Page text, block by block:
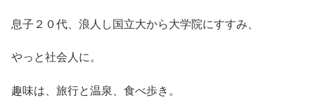
息子２０代、浪人し国立大から大学院にすすみ、
やっと社会人に。
趣味は、旅行と温泉、食べ歩き。